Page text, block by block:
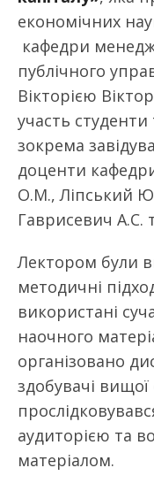
економічних
кафедри
публічного
Вікторією
участь
зокрема
доценти
О.М., Ліпський
Гаврисевич А.С.
Лектором були
методичні
використані
наочного
організовано
здобувачі вищої
аудиторією та
матеріалом.